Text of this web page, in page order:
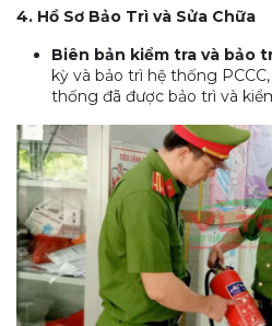
4. Hồ Sơ Bảo Trì và Sửa Chữa
Biên bản kiểm tra và bảo
kỳ và bảo trì hệ thống
thống đã được bảo trì và